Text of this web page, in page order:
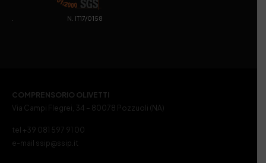
. N. IT17/0158
COMPRENSORIO OLIVETTI
Via Campi Flegrei, 34 – 80078 Pozzuoli (NA)
tel +39 081 597 91 00
e-mail ssip@ssip.it